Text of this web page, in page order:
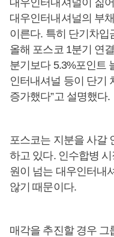
대우인터내셔널이 짊
대우인터내셔널의 부
이른다. 특히 단기차입
올해 포스코 1분기 연
분기보다 5.3%포인트
인터내셔널 등이 단기
증가했다”고 설명했다.
포스코는 지분을 사갈
하고 있다. 인수합병
원이 넘는 대우인터내
않기 때문이다.
매각을 추진할 경우 그